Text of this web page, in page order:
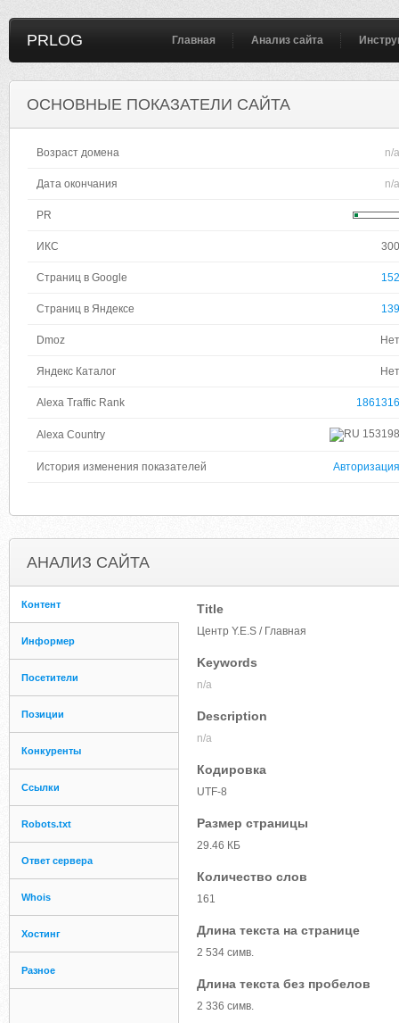
PRLOG Главная Анализ сайта
ОСНОВНЫЕ ПОКАЗАТЕЛИ САЙТА
Возраст домена n/a
Дата окончания n/a
PR
ИКС 300
Страниц в Google 152
Страниц в Яндексе 139
Dmoz Нет
Яндекс Каталог Нет
Alexa Traffic Rank 1861316
Alexa Country 153198
История изменения показателей Авторизация
АНАЛИЗ САЙТА
Контент
Информер
Посетители
Позиции
Конкуренты
Ссылки
Robots.txt
Ответ сервера
Whois
Хостинг
Разное
Title
Центр Y.E.S / Главная
Keywords
n/a
Description
n/a
Кодировка
UTF-8
Размер страницы
29.46 КБ
Количество слов
161
Длина текста на странице
2 534 симв.
Длина текста без пробелов
2 336 симв.